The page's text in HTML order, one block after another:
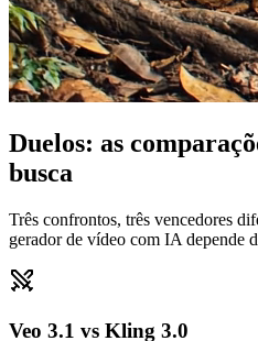
Duelos: as
busca
Três confrontos, três vencedores
gerador de vídeo com IA depende
Veo 3.1 vs Kling 3.0